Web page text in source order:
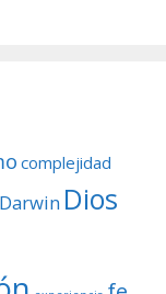
complejidad
Darwin Dios